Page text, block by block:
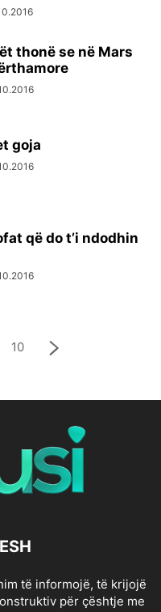
thonë se në Mars
goja
që do t’i ndodhin
10
të informojë, të krijojë
për çështje me